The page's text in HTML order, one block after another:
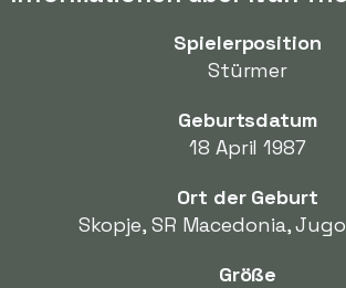
Spielerposition
Stürmer
Geburtsdatum
18 April 1987
Ort der Geburt
Skopje, SR Macedonia,
Größe